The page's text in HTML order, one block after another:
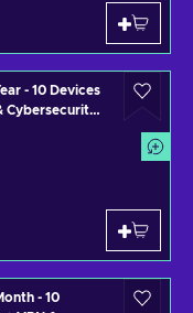
- 10 Devices
Cybersecurity
UNITED
- 10